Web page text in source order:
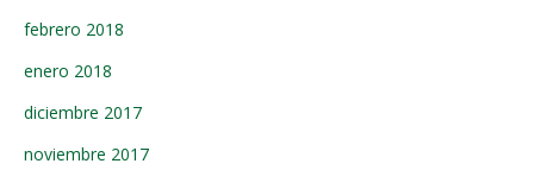
febrero 2018
enero 2018
diciembre 2017
noviembre 2017